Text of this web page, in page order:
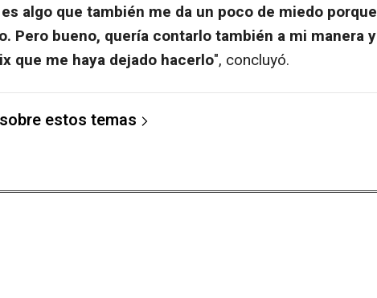
es algo que también me da un poco de miedo porque
Pero bueno, quería contarlo también a mi manera y
que me haya dejado hacerlo", concluyó.
estos temas